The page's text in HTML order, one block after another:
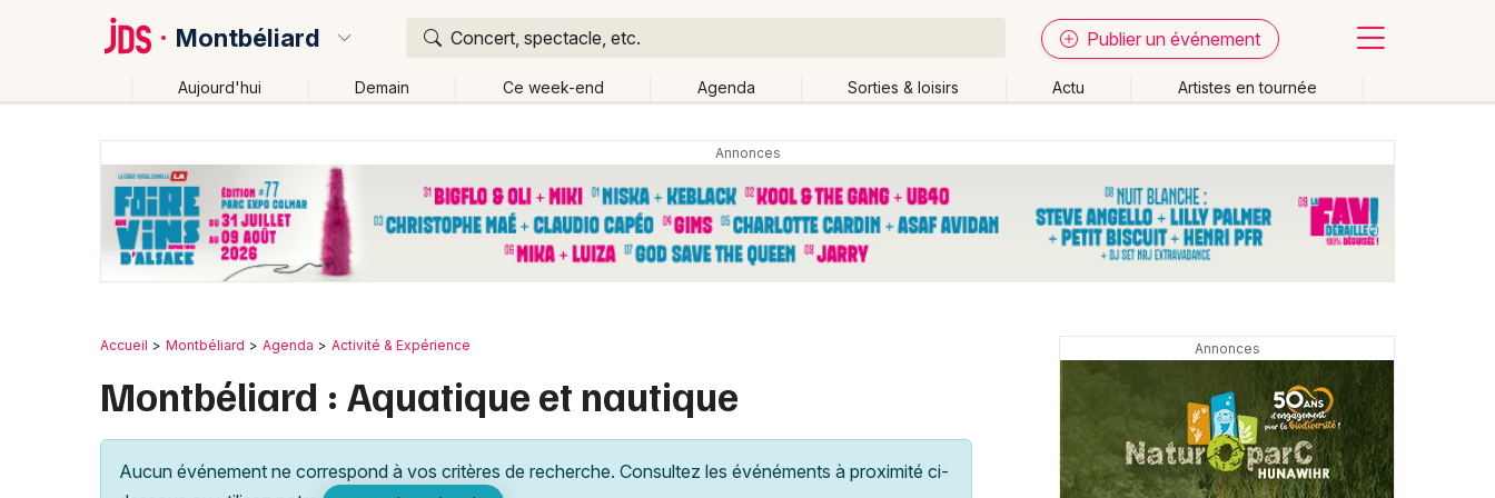
Montbéliard Concert, spectacle, etc. Publier un événement
Aujourd'hui Demain Ce week-end Agenda Sorties & loisirs Actu Artistes en tournée
Publier un événement
Grands événements
Manifestations
Foires & salons
Bordeaux
Marseille
Accueil Montbéliard Agenda Activité & Expérience
Montbéliard : Aquatique et nautique
Aucun événement ne correspond à vos critères de recherche. Consultez les événéments à proximité ci-
Où ?
Montbéliard et alentours Doubs (25) Franche-Comté Partout
Près de moi
Quand ? Effacer les dates
Aujourd'hui Autre